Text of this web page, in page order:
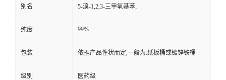
别名 5-溴-1,2,3-三甲氧基苯;
纯度 99%
包装 依据产品性状而定,一般为:纸板桶或镀锌铁桶
级别 医药级